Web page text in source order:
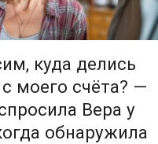
куда делись
моего счёта? —
Вера у
обнаружила